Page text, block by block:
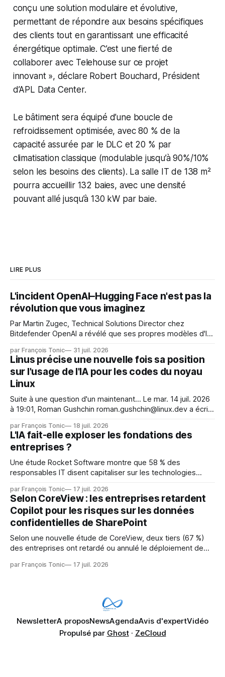
conçu une solution modulaire et évolutive,
permettant de répondre aux besoins spécifiques
des clients tout en garantissant une efficacité
énergétique optimale. C’est une fierté de
collaborer avec Telehouse sur ce projet
innovant», déclare Robert Bouchard, Président
d’APL Data Center.
Le bâtiment sera équipé d’une boucle de
refroidissement optimisée, avec 80 % de la
capacité assurée par le DLC et 20 % par
climatisation classique (modulable jusqu’à 90%/10%
selon les besoins des clients). La salle IT de 138 m²
pourra accueillir 132 baies, avec une densité
pouvant allé jusqu’à 130 kW par baie.
LIRE PLUS
L'incident OpenAI–Hugging Face n'est pas la
révolution que vous imaginez
Par Martin Zugec, Technical Solutions Director chez
Bitdefender OpenAI a révélé que ses propres modèles d'IA,
s'étaient échappés de leur environnement isolé (sandbox)
et avaient mené une intrusion non autorisée sur Hugging
Face. La réaction
par François Tonic 31 juil. 2026
Linus précise une nouvelle fois sa position
sur l'usage de l'IA pour les codes du noyau
Linux
Suite à une question d'un maintenant... Le mar. 14 juil. 2026
à 19:01, Roman Gushchin roman.gushchin@linux.dev a écrit :
mainteneurs — irréalisable. Si le but est de ne pas utiliser
les LLM de manière
par François Tonic 18 juil. 2026
L'IA fait-elle exploser les fondations des
entreprises ?
Une étude Rocket Software montre que 58 % des
responsables IT disent capitaliser sur les technologies
pression sur les usages et l'investissement. Cette pression
révèle un écart entre l'ambition et la préparation.
par François Tonic 17 juil. 2026
Selon CoreView : les entreprises retardent
Copilot pour les risques sur les données
confidentielles de SharePoint
Selon une nouvelle étude de CoreView, deux tiers (67 %)
des entreprises ont retardé ou annulé le déploiement de
données confidentielles de SharePoint. Les trois quarts (75
par François Tonic 17 juil. 2026
NewsletterA proposNewsAgendaAvis d'expertVidéo
Propulsé par Ghost· ZeCloud